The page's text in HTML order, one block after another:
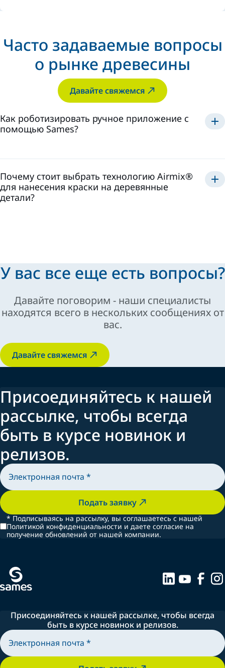
Часто задаваемые вопросы
о рынке древесины
Давайте свяжемся
Как роботизировать ручное приложение с
помощью Sames?
стабильное качество,
производительности
Почему стоит выбрать технологию Airmix®
для нанесения краски на деревянные
детали?
У вас все еще есть вопросы?
Давайте поговорим - наши специалисты
находятся всего в нескольких сообщениях от
вас.
Давайте свяжемся
Присоединяйтесь к нашей
рассылке, чтобы всегда
быть в курсе новинок и
релизов.
Подать заявку
* Подписываясь на рассылку, вы соглашаетесь с нашей
Политикой конфиденциальности и даете согласие на
получение обновлений от нашей компании.
Присоединяйтесь к нашей рассылке, чтобы всегда
быть в курсе новинок и релизов.